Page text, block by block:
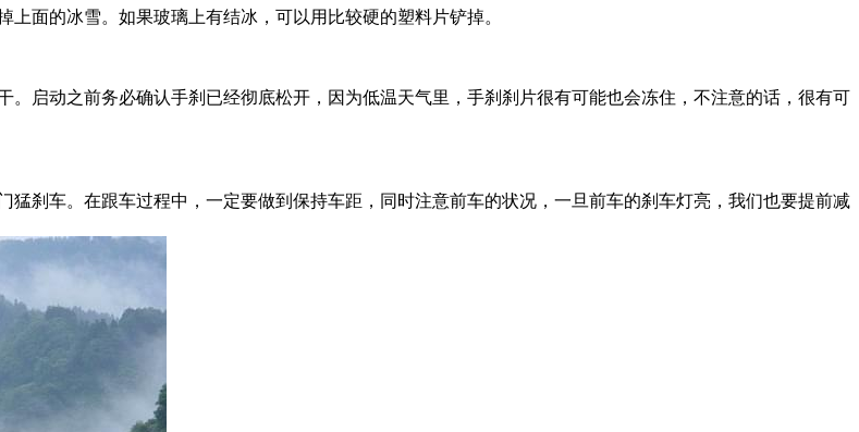
面的冰雪。如果玻璃上有结冰，可以用比较硬的塑料片铲掉。
启动之前务必确认手刹已经彻底松开，因为低温天气里，手刹刹片很有可能也会冻住，不注意的话，很有可
刹车。在跟车过程中，一定要做到保持车距，同时注意前车的状况，一旦前车的刹车灯亮，我们也要提前减